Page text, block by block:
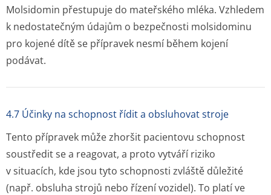
Molsidomin přestupuje do mateřského mléka. Vzhledem
k nedostatečným údajům o bezpečnosti molsidominu
pro kojené dítě se přípravek nesmí během kojení
podávat.
4.7 Účinky na schopnost řídit a obsluhovat stroje
Tento přípravek může zhoršit pacientovu schopnost
soustředit se a reagovat, a proto vytváří riziko
v situacích, kde jsou tyto schopnosti zvláště důležité
(např. obsluha strojů nebo řízení vozidel). To platí ve